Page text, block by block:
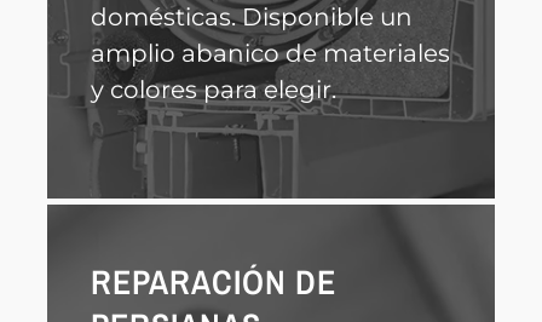
domésticas. Disponible un
amplio abanico de materiales
y colores para elegir.
REPARACIÓN DE